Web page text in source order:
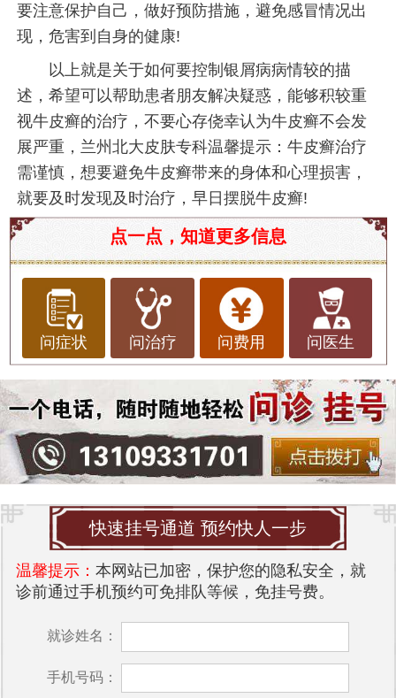
要注意保护自己，做好预防措施，避免感冒情况出
现，危害到自身的健康!
以上就是关于如何要控制银屑病病情较的描
述，希望可以帮助患者朋友解决疑惑，能够积较重
视牛皮癣的治疗，不要心存侥幸认为牛皮癣不会发
展严重，兰州北大皮肤专科温馨提示：牛皮癣治疗
需谨慎，想要避免牛皮癣带来的身体和心理损害，
就要及时发现及时治疗，早日摆脱牛皮癣!
点一点，知道更多信息
问症状 问治疗 问费用 问医生
快速挂号通道 预约快人一步
温馨提示： 本网站已加密，保护您的隐私安全，就
诊前通过手机预约可免排队等候，免挂号费。
就诊姓名：
手机号码：